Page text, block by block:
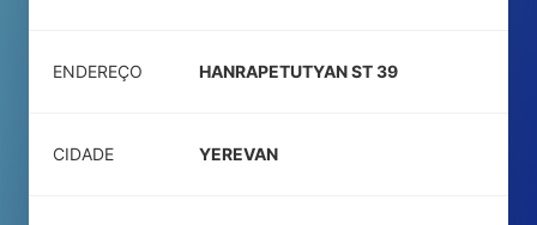
ENDEREÇO HANRAPETUTYAN ST 39
CIDADE YEREVAN